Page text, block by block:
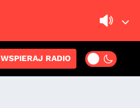
WSPIERAJ RADIO